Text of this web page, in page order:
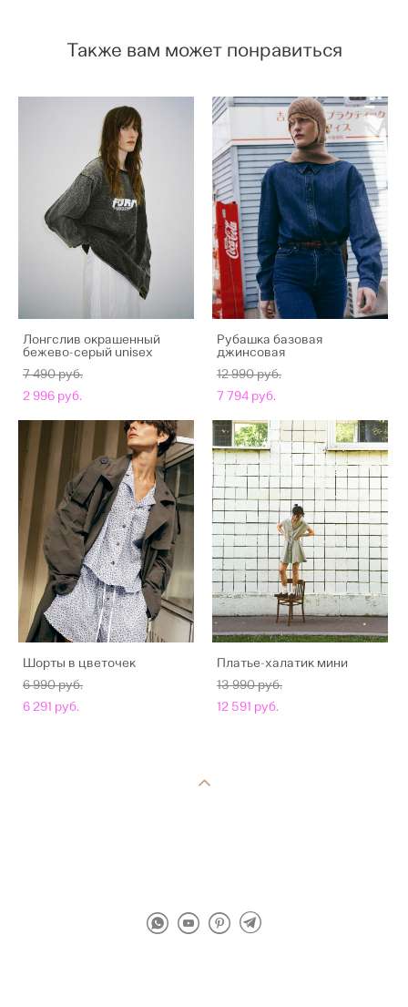
Также вам может понравиться
Лонгслив окрашенный
бежево-серый unisex
7 490 pуб.
2 996 pуб.
Рубашка базовая
джинсовая
12 990 pуб.
7 794 pуб.
Шорты в цветочек
6 990 pуб.
6 291 pуб.
Платье-халатик мини
13 990 pуб.
12 591 pуб.